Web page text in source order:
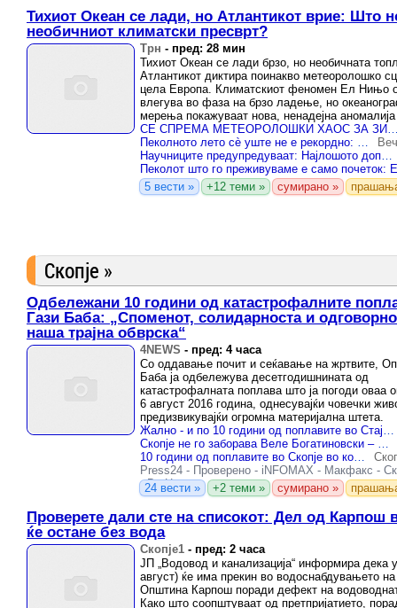
Тихиот Океан се лади, но Атлантикот врие: Што
необичниот климатски пресврт?
Трн - пред: 28 мин
Тихиот Океан се лади брзо, но необичната
Атлантикот диктира поинакво метеоролошко
цела Европа. Климатскиот феномен Ел Нињо
влегува во фаза на брзо ладење, но
мерења покажуваат нова, ненадејна
северниот дел на ...
СЕ СПРЕМА МЕТЕОРОЛОШКИ ХАОС ЗА
Пеколното лето сè уште не е рекордно: Почекајте да тргне Ел Нињо…
Научниците предупредуваат: Најлошото допрва доаѓа – Ел Нињо ќе ги крене температурите уште повеќе
5 вести » +12 теми » сумирано »
Скопје »
Одбележани 10 години од катастрофалните
Гази Баба: „Споменот, солидарноста и
наша трајна обврска“
4NEWS - пред: 4 часа
Со оддавање почит и сеќавање на жртвите,
Баба ја одбележува десетгодишнината од
катастрофалната поплава што ја погоди оваа
6 август 2016 година, однесувајќи човечки
предизвикувајќи огромна материјална штета.
Жално - и по 10 години од поплавите во Стајковци, малата Елиф се уште се води како исчезната: Што се случило?
Скопје не го заборава Веле Богатиновски – херојот од обиколница кој спасуваше животи во поплавите во 2016
10 години од поплавите во Скопје во кои загинаа 22 лица
Press24 - Проверено - iNFOMAX - Макфакс -
-Во Центар
24 вести » +2 теми » сумирано »
Проверете дали сте на списокот: Дел од Карпош
ќе остане без вода
Скопје1 - пред: 2 часа
ЈП „Водовод и канализација“ информира дека
август) ќе има прекин во водоснабдувањето
Општина Карпош поради дефект на
Како што соопштуваат од претпријатието,